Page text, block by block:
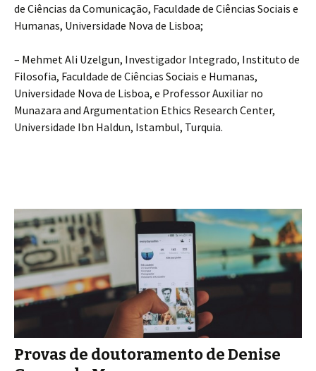
de Ciências da Comunicação, Faculdade de Ciências Sociais e
Humanas, Universidade Nova de Lisboa;
– Mehmet Ali Uzelgun, Investigador Integrado, Instituto de
Filosofia, Faculdade de Ciências Sociais e Humanas,
Universidade Nova de Lisboa, e Professor Auxiliar no
Munazara and Argumentation Ethics Research Center,
Universidade Ibn Haldun, Istambul, Turquia.
Provas de doutoramento de Denise